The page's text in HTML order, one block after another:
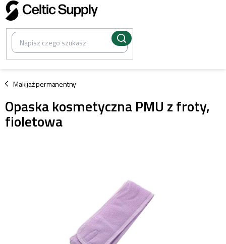
Przejść
do
treści
Makijaż permanentny
/
Opaska kosmetyczna PMU z froty,
fioletowa